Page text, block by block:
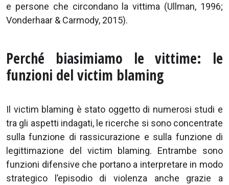
e persone che circondano la vittima (Ullman, 1996;
Vonderhaar & Carmody, 2015).
Perché biasimiamo le vittime: le
funzioni del victim blaming
Il victim blaming è stato oggetto di numerosi studi e
tra gli aspetti indagati, le ricerche si sono concentrate
sulla funzione di rassicurazione e sulla funzione di
legittimazione del victim blaming. Entrambe sono
funzioni difensive che portano a interpretare in modo
strategico l’episodio di violenza anche grazie a